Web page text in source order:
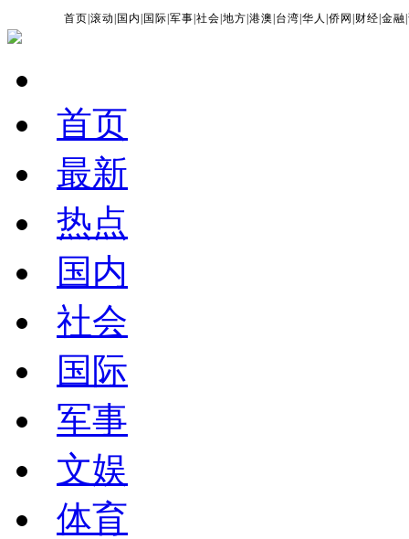
首页 |滚动 国内 国际 |军事 |社会 |地方 |港澳 台湾 |华人 |侨网 财经 |金融 |
首页
最新
热点
国内
社会
国际
军事
文娱
体育